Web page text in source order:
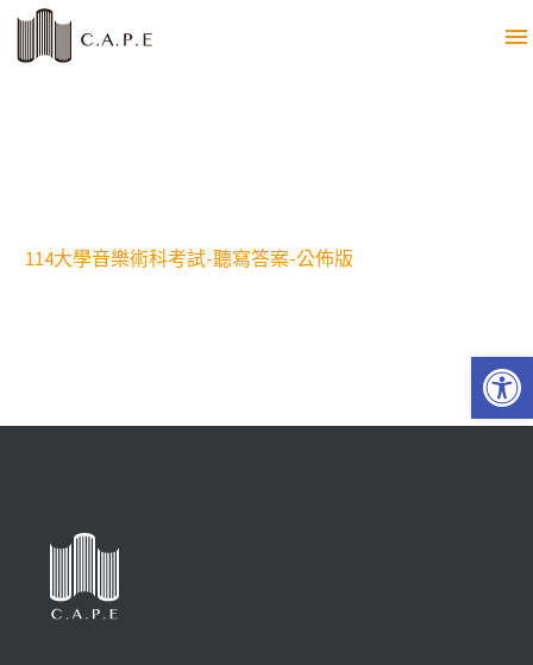
114大學音樂術科考試-聽寫答案-公佈版